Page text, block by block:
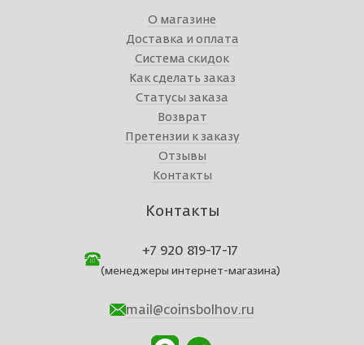
О магазине
Доставка и оплата
Система скидок
Как сделать заказ
Статусы заказа
Возврат
Претензии к заказу
Отзывы
Контакты
Контакты
+7 920 819-17-17
(менеджеры интернет-магазина)
mail@coinsbolhov.ru